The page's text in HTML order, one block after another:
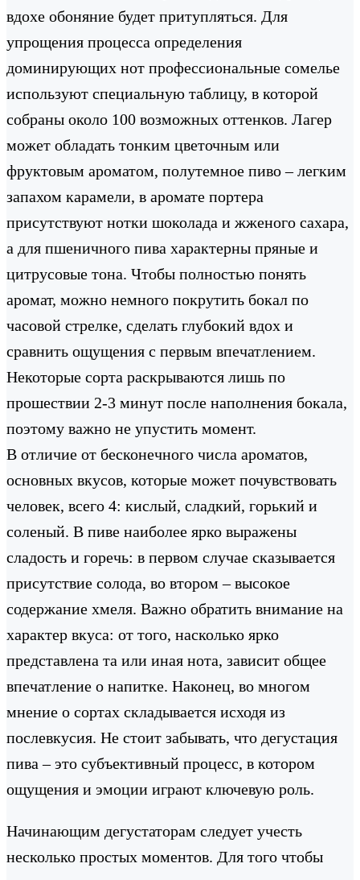
вдохе обоняние будет притупляться. Для
упрощения процесса определения
доминирующих нот профессиональные сомелье
используют специальную таблицу, в которой
собраны около 100 возможных оттенков. Лагер
может обладать тонким цветочным или
фруктовым ароматом, полутемное пиво – легким
запахом карамели, в аромате портера
присутствуют нотки шоколада и жженого сахара,
а для пшеничного пива характерны пряные и
цитрусовые тона. Чтобы полностью понять
аромат, можно немного покрутить бокал по
часовой стрелке, сделать глубокий вдох и
сравнить ощущения с первым впечатлением.
Некоторые сорта раскрываются лишь по
прошествии 2-3 минут после наполнения бокала,
поэтому важно не упустить момент.
В отличие от бесконечного числа ароматов,
основных вкусов, которые может почувствовать
человек, всего 4: кислый, сладкий, горький и
соленый. В пиве наиболее ярко выражены
сладость и горечь: в первом случае сказывается
присутствие солода, во втором – высокое
содержание хмеля. Важно обратить внимание на
характер вкуса: от того, насколько ярко
представлена та или иная нота, зависит общее
впечатление о напитке. Наконец, во многом
мнение о сортах складывается исходя из
послевкусия. Не стоит забывать, что дегустация
пива – это субъективный процесс, в котором
ощущения и эмоции играют ключевую роль.
Начинающим дегустаторам следует учесть
несколько простых моментов. Для того чтобы